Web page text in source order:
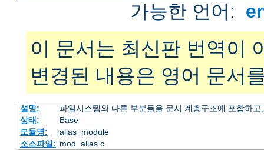
가능한 언어:
이 문서는 최신판 번역이
변경된 내용은 영어 문서
설명:
파일시스템의 다른 부분들을 문서 계층구조에 포함하
상태:
Base
모듈명:
alias_module
소스파일: mod_alias.c